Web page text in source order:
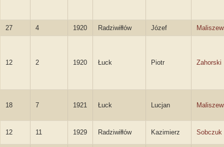
27 4 1920 Radziwiłłów Józef
12 2 1920 Łuck Piotr Zahorski
18 7 1921 Łuck Lucjan
12 11 1929 Radziwiłłów Kazimierz Sobczuk